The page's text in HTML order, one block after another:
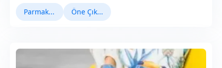
Parmak İzi Tarayıcı Öne Çıkan Haberler